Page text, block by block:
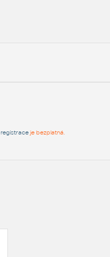
registraceje bezplatná.